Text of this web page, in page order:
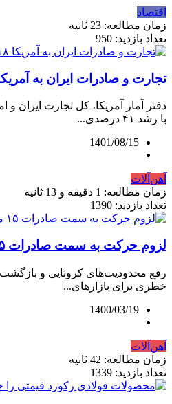
اقتصاد
زمان مطالعه: 23 ثانیه
تعداد بازدید: 950
تجارت و صادرات ایران به آمریکا ۱۸ برابر
با رشد ۴۱ درصدی...
1401/08/15
آهن‌آلات
زمان مطالعه: 1 دقیقه و 13 ثانیه
تعداد بازدید: 1390
لزوم حرکت به سمت صادرات ۱۵‌ میلیون تنی فولاد
رفع محدودیت‌های کرونایی و بازگشت
خطری برای بازارهای...
1400/03/19
آهن‌آلات
زمان مطالعه: 42 ثانیه
تعداد بازدید: 1339